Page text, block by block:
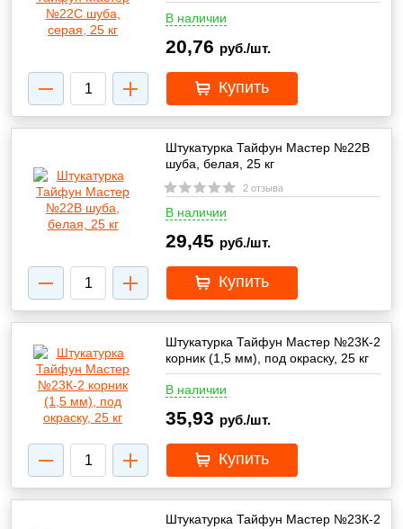
В наличии
20,76 руб./шт.
Купить
Штукатурка Тайфун Мастер №22В
шуба, белая, 25 кг
2 отзыва
В наличии
29,45 руб./шт.
Купить
Штукатурка Тайфун Мастер №23К-2
корник (1,5 мм), под окраску, 25 кг
В наличии
35,93 руб./шт.
Купить
Штукатурка Тайфун Мастер №23К-2